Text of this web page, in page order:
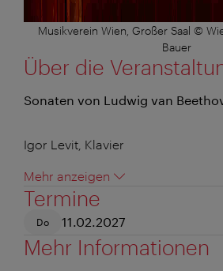
Musikverein Wien, Großer Saal ©
Bauer
Über die
Sonaten von Ludwig van
Igor Levit, Klavier
Mehr anzeigen
Termine
Do 11.02.2027
Mehr Informationen